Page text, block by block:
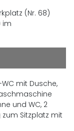
(Nr. 68)
im
mit Dusche,
und WC, 2
Sitzplatz mit